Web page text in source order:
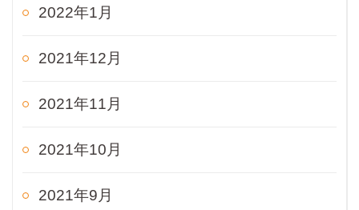
2022年1月
2021年12月
2021年11月
2021年10月
2021年9月